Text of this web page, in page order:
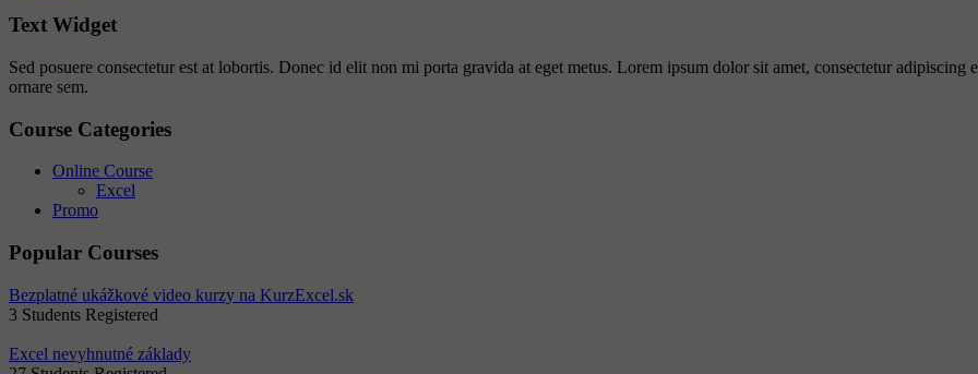
Text Widget
Sed posuere consectetur est at lobortis. Donec id elit non mi porta gravida at eget metus. Lorem ipsum dolor sit amet, consectetur
ornare sem.
Course Categories
Online Course
Excel
Promo
Popular Courses
Bezplatné ukážkové video kurzy na KurzExcel.sk
3 Students Registered
Excel nevyhnutné základy